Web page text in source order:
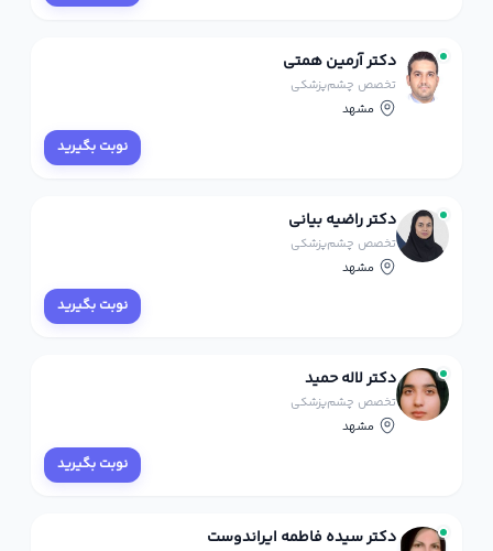
دکتر آرمین همتی
تخصص چشم‌پزشکی
مشهد
نوبت بگیرید
دکتر راضیه بیانی
تخصص چشم‌پزشکی
مشهد
نوبت بگیرید
دکتر لاله حمید
تخصص چشم‌پزشکی
مشهد
نوبت بگیرید
دکتر سیده فاطمه ایراندوست